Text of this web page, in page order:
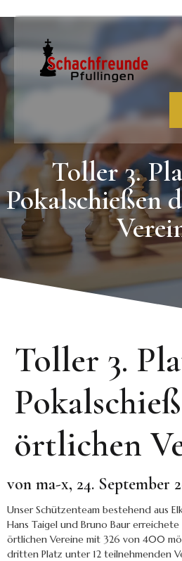
Toller 3.
Pokalschießen
Toller 3.
örtlichen
von ma-x, 24. September
Unser Schützenteam bestehend aus
Hans Taigel und Bruno Baur
örtlichen Vereine mit 326 von 400
dritten Platz unter 12 teilnehmenden